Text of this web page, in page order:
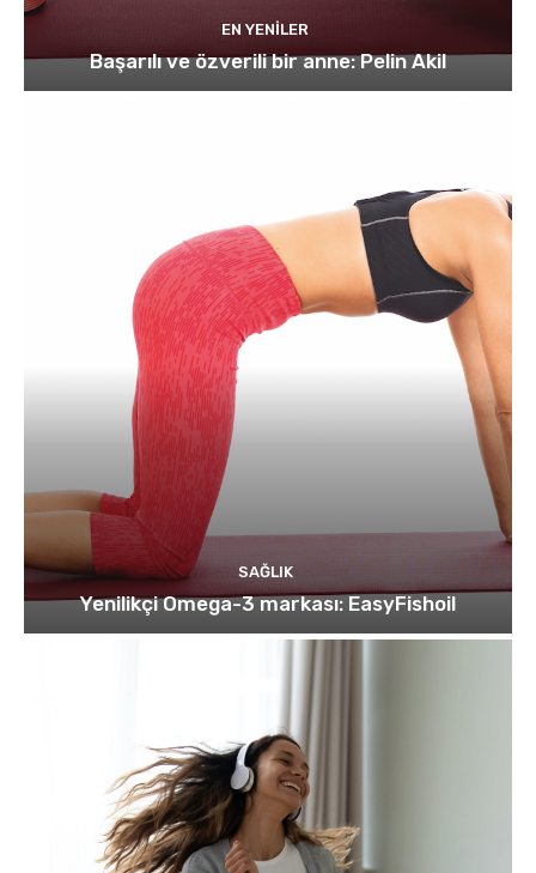
EN YENILER
Başarılı ve özverili bir anne: Pelin Akil
SAĞLIK
Yenilikçi Omega-3 markası: EasyFishoil